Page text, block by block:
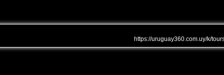
https://uruguay360.com.uy/k/